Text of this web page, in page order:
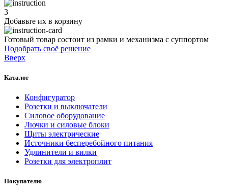
3
Добавьте их в корзину
Готовый товар состоит из рамки и механизма с суппортом
Подобрать своё решение
Вверх
Каталог
Конфигуратор
Розетки и выключатели
Силовое оборудование
Лючки и силовые блоки
Щиты электрические
Источники бесперебойного питания
Удлинители и вилки
Розетки для электроплит
Покупателю